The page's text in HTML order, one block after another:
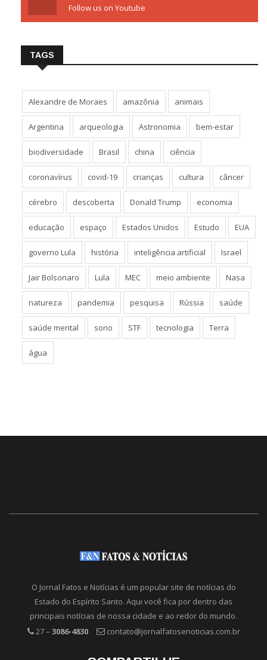
Follow us on Youtube
TAGS
Alexandre de Moraes amazônia animais
Argentina arqueologia Astronomia bem-estar
biodiversidade Brasil china ciência
coronavírus covid-19 crianças cultura câncer
cérebro descoberta Donald Trump economia
educação espaço Estados Unidos Estudo EUA
governo Lula história inteligência artificial Israel
Jair Bolsonaro Lula MEC meio ambiente Nasa
natureza pandemia pesquisa Rússia saúde
saúde mental sono STF tecnologia Terra
água
O Jornal Fatos e Notícias é um popular site de notícias do
Estado do Espírito Santo. Aqui você fica por dentro das
principais notícias de nossa cidade e ao redor do mundo.
27 – 3086-4830 contato@jornalfatosenoticias.com.br